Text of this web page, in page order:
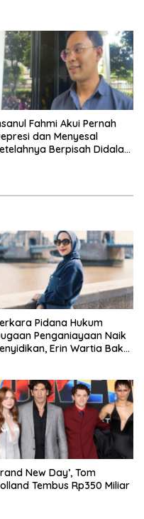
Fahmi Akui Pernah
dan Menyesal
Berpisah Didalam
Pidana Hukum
Penganiayaan Naik
Erin Wartia Bakal
New Day’, Tom
Tembus Rp350 Miliar